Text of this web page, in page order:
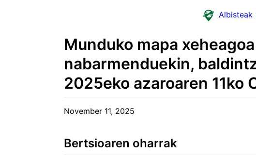
Albisteak
Munduko mapa
nabarmenduekin,
2025eko azaroaren 11ko
November 11, 2025
Bertsioaren oharrak